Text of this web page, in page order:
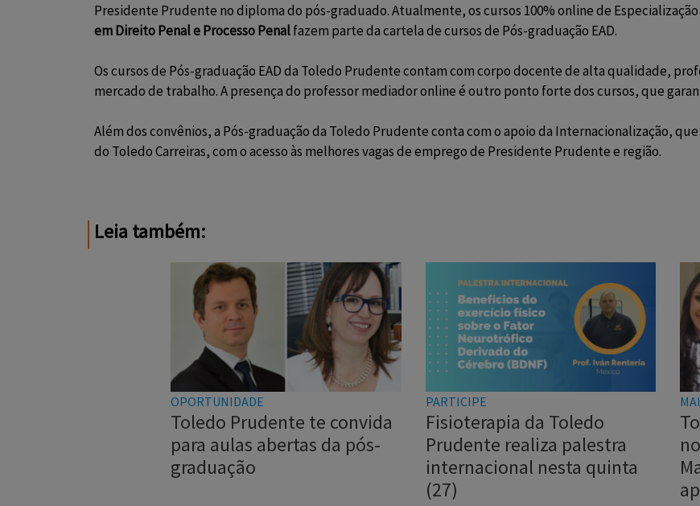
Presidente Prudente no diploma do pós-graduado. Atualmente, os cursos 100% online de
em Direito Penal e Processo Penalfazem parte da cartela de cursos de Pós-graduação EAD.
Os cursos de Pós-graduação EAD da Toledo Prudente contam com corpo docente de alta qualidade,
mercado de trabalho. A presença do professor mediador online é outro ponto forte dos cursos, que
Além dos convênios, a Pós-graduação da Toledo Prudente conta com o apoio da Internacionalização,
do Toledo Carreiras, com o acesso às melhores vagas de emprego de Presidente Prudente e região.
Leia também:
OPORTUNIDADE
Toledo Prudente te convida
para aulas abertas da pós-
graduação
PARTICIPE
Fisioterapia da Toledo
Prudente realiza palestra
internacional nesta quinta
(27)